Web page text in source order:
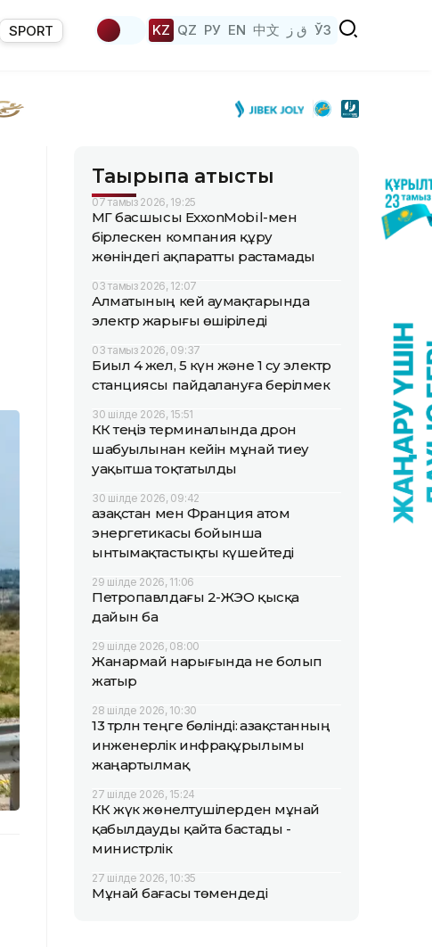
SPORT KZ QZ РУ EN 中文 ق ز ЎЗ
Тақырыпқа қатысты
07 тамыз 2026, 19:25
ҚМГ басшысы ExxonMobil-мен
бірлескен компания құру
жөніндегі ақпаратты растамады
03 тамыз 2026, 12:07
Алматының кей аумақтарында
электр жарығы өшіріледі
03 тамыз 2026, 09:37
Биыл 4 жел, 5 күн және 1 су электр
станциясы пайдалануға берілмек
30 шілде 2026, 15:51
КҚК теңіз терминалында дрон
шабуылынан кейін мұнай тиеу
уақытша тоқтатылды
30 шілде 2026, 09:42
Қазақстан мен Франция атом
энергетикасы бойынша
ынтымақтастықты күшейтеді
29 шілде 2026, 11:06
Петропавлдағы 2-ЖЭО қысқа
дайын ба
29 шілде 2026, 08:00
Жанармай нарығында не болып
жатыр
28 шілде 2026, 10:30
13 трлн теңге бөлінді: Қазақстанның
инженерлік инфрақұрылымы
жаңартылмақ
27 шілде 2026, 15:24
КҚК жүк жөнелтушілерден мұнай
қабылдауды қайта бастады -
министрлік
27 шілде 2026, 10:35
Мұнай бағасы төмендеді